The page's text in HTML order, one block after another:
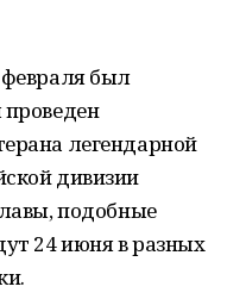
был
легендарной
дивизии
подобные
24 июня в разных